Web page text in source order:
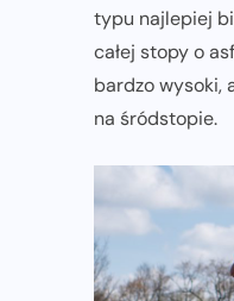
typu najlepiej
całej stopy o
bardzo wysoki,
na śródstopie.